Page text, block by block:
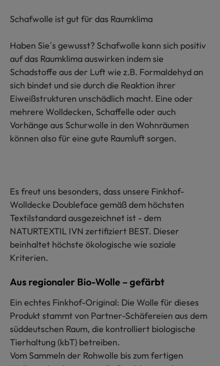
Schafwolle ist gut für das Raumklima
Haben Sie´s gewusst? Schafwolle kann sich positiv
auf das Raumklima auswirken indem sie
Schadstoffe aus der Luft wie z.B. Formaldehyd an
sich bindet und sie durch die Reaktion ihrer
Eiweißstrukturen unschädlich macht. Eine oder
mehrere Wolldecken, Schaffelle oder auch
Vorhänge aus Schurwolle in den Wohnräumen
können also für eine gute Raumluft sorgen.
Es freut uns besonders, dass unsere Finkhof-
Wolldecke Doubleface gemäß dem höchsten
Textilstandard ausgezeichnet ist - dem
NATURTEXTIL IVN zertifiziert BEST. Dieser
beinhaltet höchste ökologische wie soziale
Kriterien.
Aus regionaler Bio-Wolle – gefärbt
Ein echtes Finkhof-Original: Die Wolle für dieses
Produkt stammt von Partner-Schäfereien aus dem
süddeutschen Raum, die kontrolliert biologische
Tierhaltung (kbT) betreiben.
Vom Sammeln der Rohwolle bis zum fertigen